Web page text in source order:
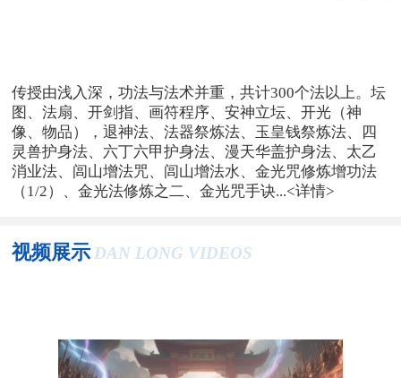
传授由浅入深，功法与法术并重，共计300个法以上。坛
图、法扇、开剑指、画符程序、安神立坛、开光（神
像、物品），退神法、法器祭炼法、玉皇钱祭炼法、四
灵兽护身法、六丁六甲护身法、漫天华盖护身法、太乙
消业法、闾山增法咒、闾山增法水、金光咒修炼增功法
（1/2）、金光法修炼之二、金光咒手诀...<详情>
视频展示 DAN LONG VIDEOS